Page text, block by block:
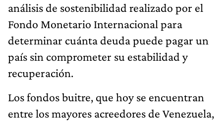
análisis de sostenibilidad realizado por el
Fondo Monetario Internacional para
determinar cuánta deuda puede pagar un
país sin comprometer su estabilidad y
recuperación.
Los fondos buitre, que hoy se encuentran
entre los mayores acreedores de Venezuela,